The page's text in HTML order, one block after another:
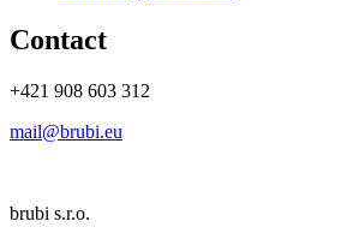
Contact
+421 908 603 312
mail@brubi.eu
brubi s.r.o.